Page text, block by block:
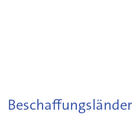
Beschaffungsländer